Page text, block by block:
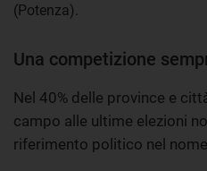
(Potenza).
Una competizione
Nel 40% delle province e
campo alle ultime elezioni
riferimento politico nel nome